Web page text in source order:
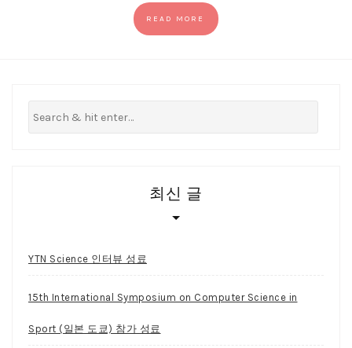
READ MORE
최신 글
YTN Science 인터뷰 성료
15th International Symposium on Computer Science in
Sport (일본 도쿄) 참가 성료